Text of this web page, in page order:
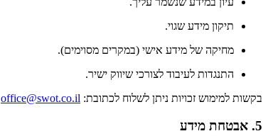
תיקון מידע שגוי.
מחיקה של מידע אישי (במקרים מסוימים).
התנגדות לעיבוד לצורכי שיווק ישיר.
בקשות למימוש זכויות ניתן לשלוח לכתובת: office@swot.co.il
5. אבטחת מידע